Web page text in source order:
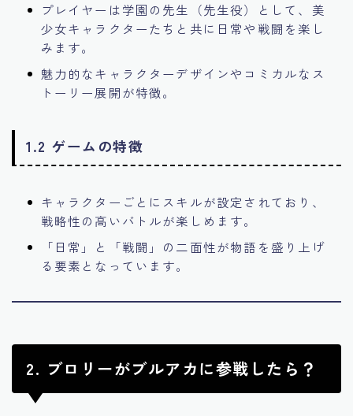
プレイヤーは学園の先生（先生役）として、美
少女キャラクターたちと共に日常や戦闘を楽し
みます。
魅力的なキャラクターデザインやコミカルなス
トーリー展開が特徴。
1.2 ゲームの特徴
キャラクターごとにスキルが設定されており、
戦略性の高いバトルが楽しめます。
「日常」と「戦闘」の二面性が物語を盛り上げ
る要素となっています。
2. ブロリーがブルアカに参戦したら？